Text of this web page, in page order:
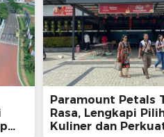
Paramount Petals
Rasa, Lengkapi
Kuliner dan